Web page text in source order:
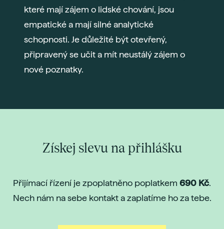
které mají zájem o lidské chování, jsou
empatické a mají silné analytické
schopnosti. Je důležité být otevřený,
připravený se učit a mít neustálý zájem o
nové poznatky.
Získej slevu na přihlášku
Přijímací řízení je zpoplatněno poplatkem 690 Kč.
Nech nám na sebe kontakt a zaplatíme ho za tebe.